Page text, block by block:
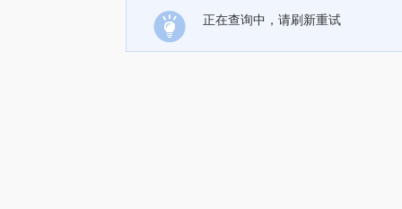
正在查询中，请刷新重试